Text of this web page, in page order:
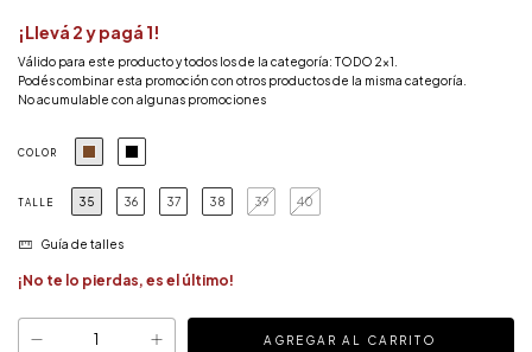
¡Llevá 2 y pagá 1!
Válido para este producto y todos los de la categoría: TODO 2x1.
Podés combinar esta promoción con otros productos de la misma categoría.
No acumulable con algunas promociones
COLOR
TALLE 35 36 37 38 39 40
Guía de talles
¡No te lo pierdas, es el último!